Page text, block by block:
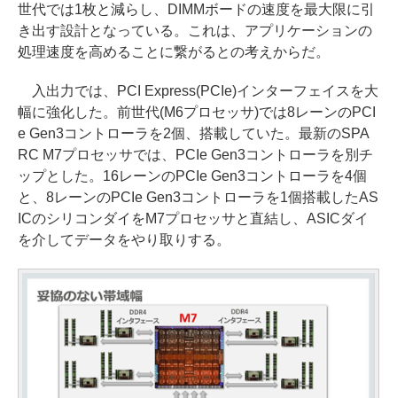
世代では1枚と減らし、DIMMボードの速度を最大限に引
き出す設計となっている。これは、アプリケーションの
処理速度を高めることに繋がるとの考えからだ。
入出力では、PCI Express(PCIe)インターフェイスを大
幅に強化した。前世代(M6プロセッサ)では8レーンのPCI
e Gen3コントローラを2個、搭載していた。最新のSPA
RC M7プロセッサでは、PCIe Gen3コントローラを別チ
ップとした。16レーンのPCIe Gen3コントローラを4個
と、8レーンのPCIe Gen3コントローラを1個搭載したAS
ICのシリコンダイをM7プロセッサと直結し、ASICダイ
を介してデータをやり取りする。